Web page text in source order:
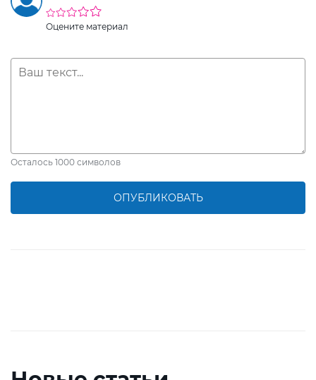
Оцените материал
Осталось 1000 символов
ОПУБЛИКОВАТЬ